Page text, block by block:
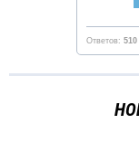
Ответов: 510